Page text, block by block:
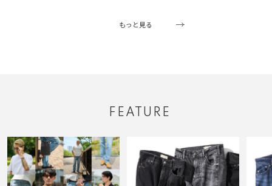
もっと見る
FEATURE